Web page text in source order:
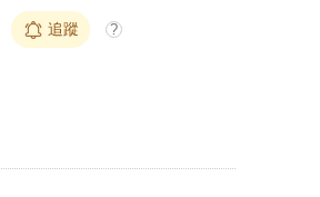
追蹤 ?